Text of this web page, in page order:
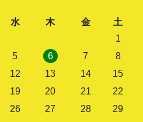
水 木 金
土
1
5 6 7
8
12 13 14
15
19 20 21
22
26 27 28
29